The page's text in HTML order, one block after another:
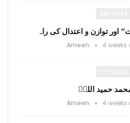
اور توازن و اعتدال کی راہ
Ameen 4 weeks
حمید اللہؒ
Ameen 4 weeks